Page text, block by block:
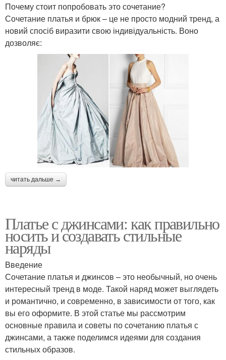
Почему стоит попробовать это сочетание?
Сочетание платья и брюк – це не просто модний тренд, а
новий спосіб виразити свою індивідуальність. Воно
дозволяє:
читать дальше →
Платье с джинсами: как правильно
носить и создавать стильные
наряды
Введение
Сочетание платья и джинсов – это необычный, но очень
интересный тренд в моде. Такой наряд может выглядеть
и романтично, и современно, в зависимости от того, как
вы его оформите. В этой статье мы рассмотрим
основные правила и советы по сочетанию платья с
джинсами, а также поделимся идеями для создания
стильных образов.